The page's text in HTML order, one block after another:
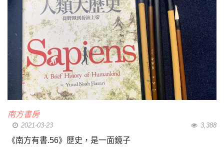
南方書房
2021-03-23 3,388
《南方有書.56》歷史，是一面鏡子